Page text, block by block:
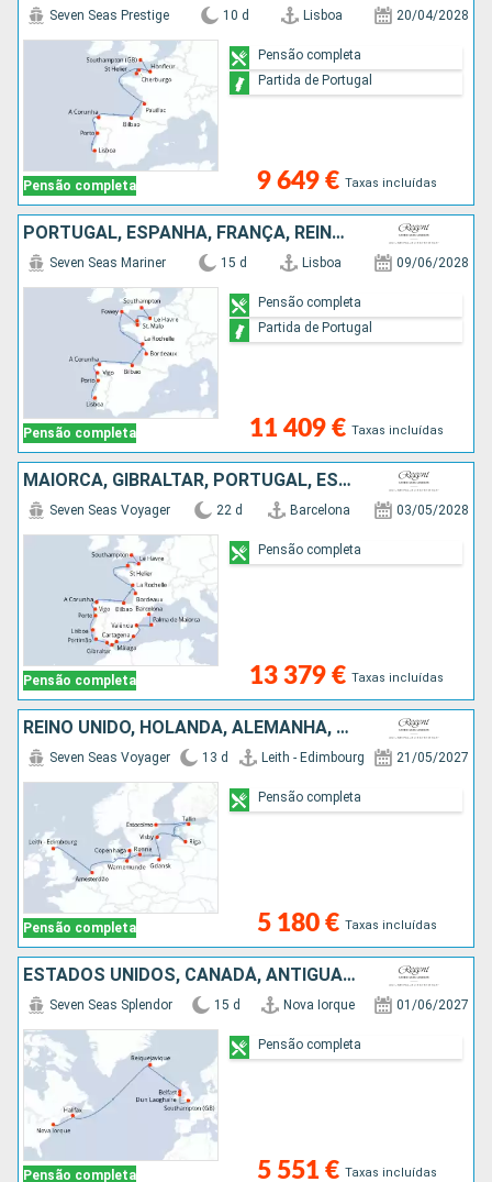
Pensão completa
Seven Seas Prestige 10 d Lisboa 20/04/2028
9 649 € Taxas incluídas
Pensão completa
Partida de Portugal
PORTUGAL, ESPANHA, FRANÇA, REINO UNIDO
Pensão completa
Seven Seas Mariner 15 d Lisboa 09/06/2028
11 409 € Taxas incluídas
Pensão completa
Partida de Portugal
MAIORCA, GIBRALTAR, PORTUGAL, ESPANHA, FRANÇA, REINO UNIDO
Pensão completa
Seven Seas Voyager 22 d Barcelona 03/05/2028
13 379 € Taxas incluídas
Pensão completa
REINO UNIDO, HOLANDA, ALEMANHA, DINAMARCA, POLÓNIA, SUÉCIA, LETÓNIA, ESTÓNIA
Pensão completa
Seven Seas Voyager 13 d Leith - Edimbourg 21/05/2027
5 180 € Taxas incluídas
Pensão completa
ESTADOS UNIDOS, CANADÁ, ANTÍGUA E BARBUDA, ISLÂNDIA, IRLANDA, REINO UNIDO
Pensão completa
Seven Seas Splendor 15 d Nova Iorque 01/06/2027
5 551 € Taxas incluídas
Pensão completa